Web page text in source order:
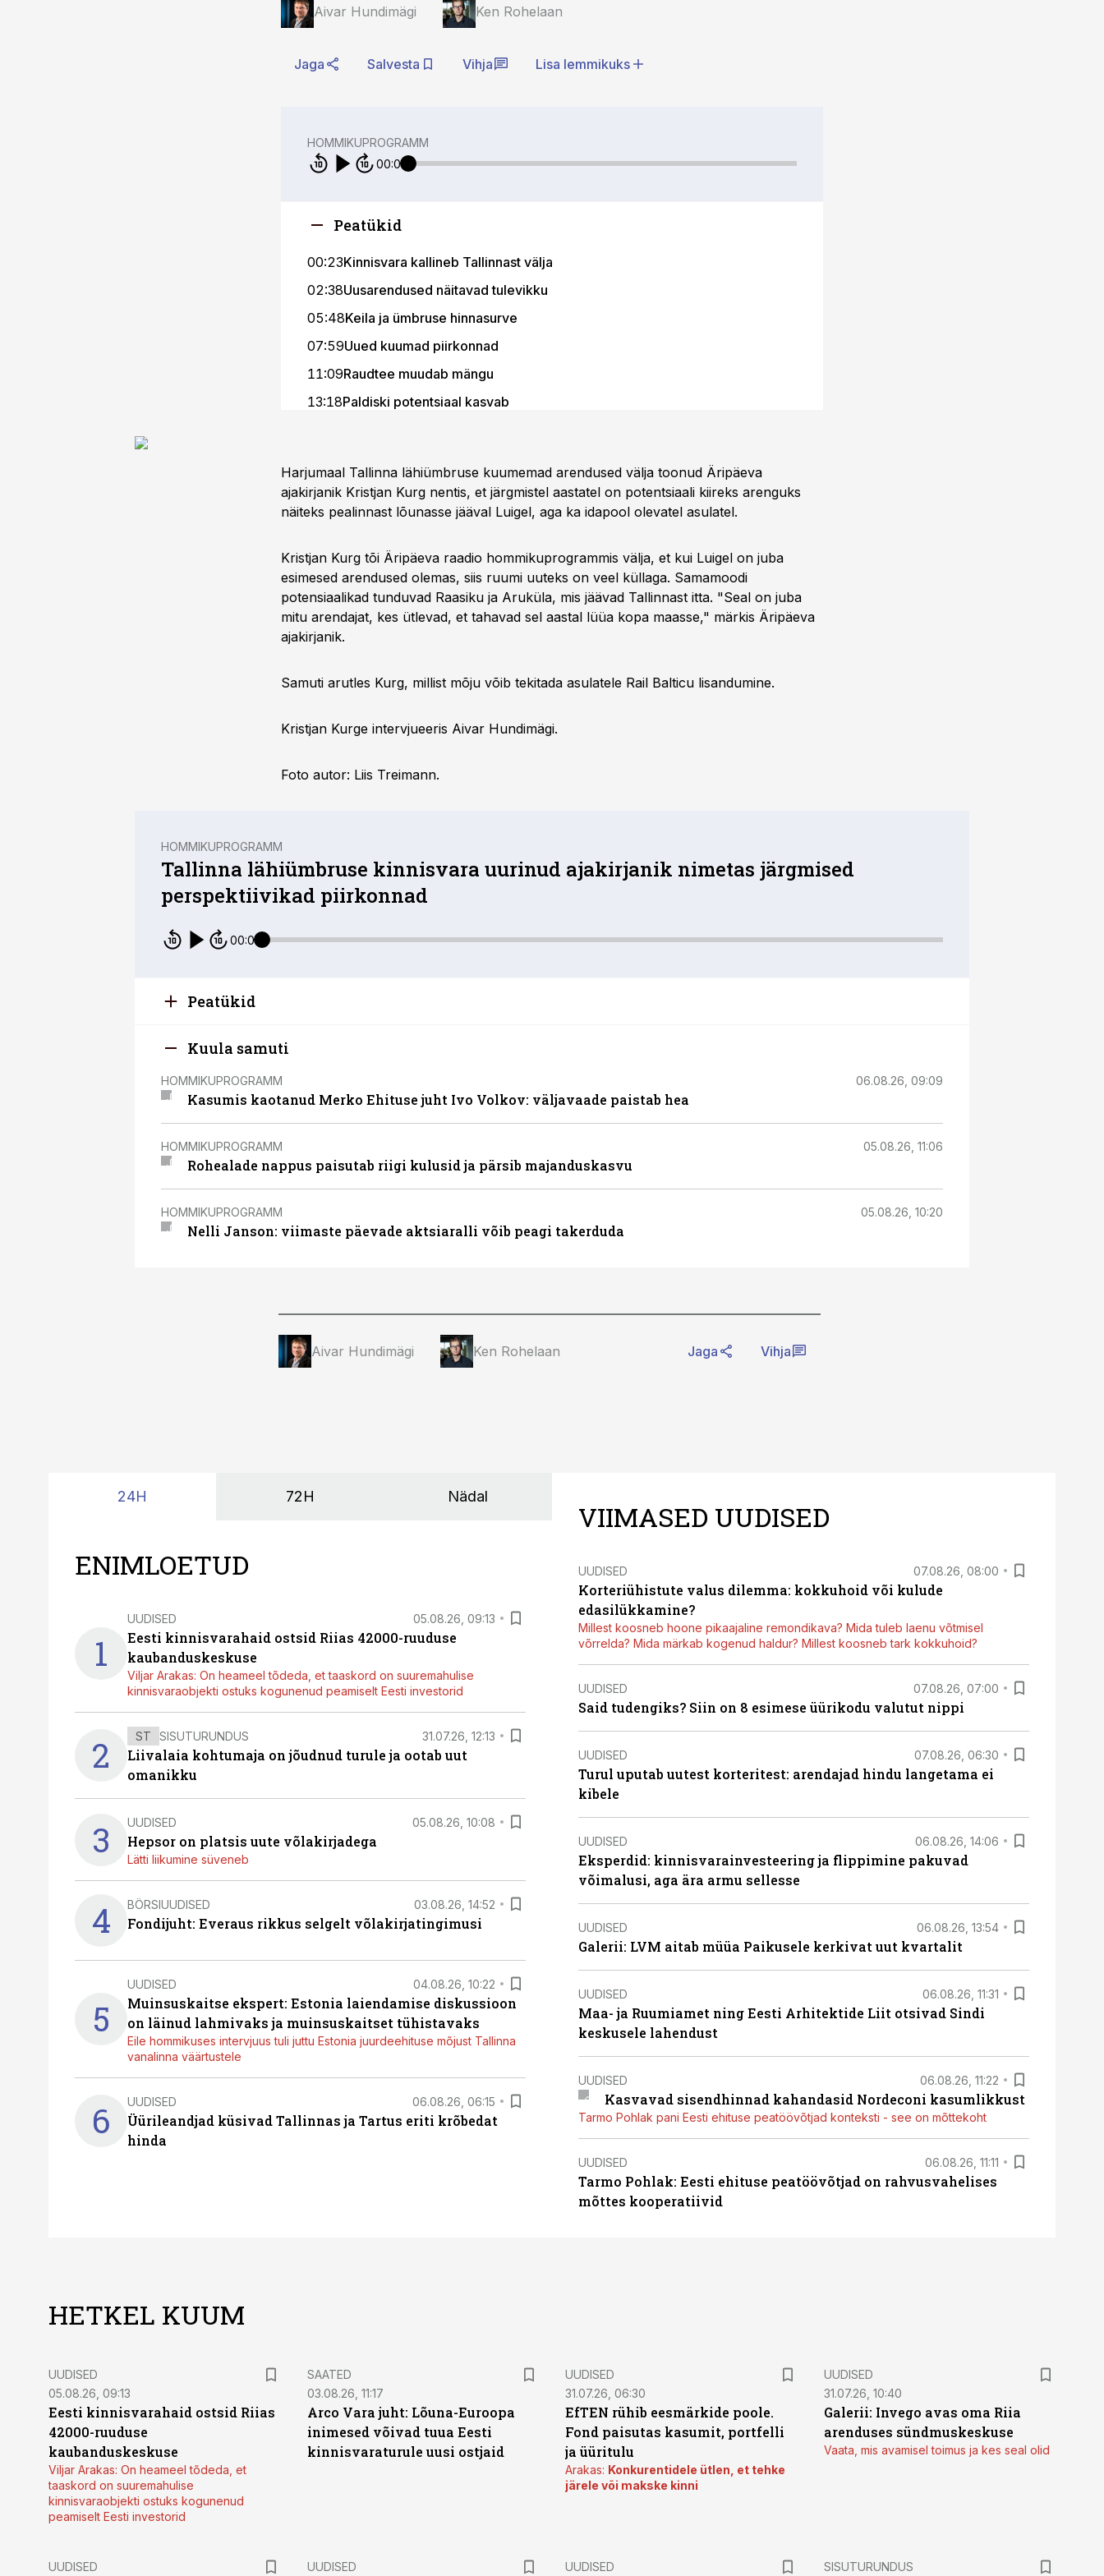
Aivar Hundimägi Ken Rohelaan
Jaga Salvesta Vihja Lisa lemmikuks
HOMMIKUPROGRAMM
00:00
Peatükid
00:23Kinnisvara kallineb Tallinnast välja
02:38Uusarendused näitavad tulevikku
05:48Keila ja ümbruse hinnasurve
07:59Uued kuumad piirkonnad
11:09Raudtee muudab mängu
13:18Paldiski potentsiaal kasvab
Harjumaal Tallinna lähiümbruse kuumemad arendused välja toonud Äripäeva
ajakirjanik Kristjan Kurg nentis, et järgmistel aastatel on potentsiaali kiireks arenguks
näiteks pealinnast lõunasse jääval Luigel, aga ka idapool olevatel asulatel.
Kristjan Kurg tõi Äripäeva raadio hommikuprogrammis välja, et kui Luigel on juba
esimesed arendused olemas, siis ruumi uuteks on veel küllaga. Samamoodi
potensiaalikad tunduvad Raasiku ja Aruküla, mis jäävad Tallinnast itta. "Seal on juba
mitu arendajat, kes ütlevad, et tahavad sel aastal lüüa kopa maasse," märkis Äripäeva
ajakirjanik.
Samuti arutles Kurg, millist mõju võib tekitada asulatele Rail Balticu lisandumine.
Kristjan Kurge intervjueeris Aivar Hundimägi.
Foto autor: Liis Treimann.
HOMMIKUPROGRAMM
Tallinna lähiümbruse kinnisvara uurinud ajakirjanik nimetas järgmised
perspektiivikad piirkonnad
00:00
Peatükid
Kuula samuti
HOMMIKUPROGRAMM 06.08.26, 09:09
Kasumis kaotanud Merko Ehituse juht Ivo Volkov: väljavaade paistab hea
HOMMIKUPROGRAMM 05.08.26, 11:06
Rohealade nappus paisutab riigi kulusid ja pärsib majanduskasvu
HOMMIKUPROGRAMM 05.08.26, 10:20
Nelli Janson: viimaste päevade aktsiaralli võib peagi takerduda
Aivar Hundimägi Ken Rohelaan Jaga Vihja
24H 72H Nädal
ENIMLOETUD
1
UUDISED 05.08.26, 09:13
Eesti kinnisvarahaid ostsid Riias 42000-ruuduse
kaubanduskeskuse
Viljar Arakas: On heameel tõdeda, et taaskord on suuremahulise
kinnisvaraobjekti ostuks kogunenud peamiselt Eesti investorid
2 ST SISUTURUNDUS 31.07.26, 12:13
Liivalaia kohtumaja on jõudnud turule ja ootab uut
omanikku
3 UUDISED 05.08.26, 10:08
Hepsor on platsis uute võlakirjadega
Lätti liikumine süveneb
4 BÖRSIUUDISED 03.08.26, 14:52
Fondijuht: Everaus rikkus selgelt võlakirjatingimusi
5
UUDISED 04.08.26, 10:22
Muinsuskaitse ekspert: Estonia laiendamise diskussioon
on läinud lahmivaks ja muinsuskaitset tühistavaks
Eile hommikuses intervjuus tuli juttu Estonia juurdeehituse mõjust Tallinna
vanalinna väärtustele
6 UUDISED 06.08.26, 06:15
Üürileandjad küsivad Tallinnas ja Tartus eriti krõbedat
hinda
VIIMASED UUDISED
UUDISED 07.08.26, 08:00
Korteriühistute valus dilemma: kokkuhoid või kulude
edasilükkamine?
Millest koosneb hoone pikaajaline remondikava? Mida tuleb laenu võtmisel
võrrelda? Mida märkab kogenud haldur? Millest koosneb tark kokkuhoid?
UUDISED 07.08.26, 07:00
Said tudengiks? Siin on 8 esimese üürikodu valutut nippi
UUDISED 07.08.26, 06:30
Turul uputab uutest korteritest: arendajad hindu langetama ei
kibele
UUDISED 06.08.26, 14:06
Eksperdid: kinnisvarainvesteering ja flippimine pakuvad
võimalusi, aga ära armu sellesse
UUDISED 06.08.26, 13:54
Galerii: LVM aitab müüa Paikusele kerkivat uut kvartalit
UUDISED 06.08.26, 11:31
Maa- ja Ruumiamet ning Eesti Arhitektide Liit otsivad Sindi
keskusele lahendust
UUDISED 06.08.26, 11:22
Kasvavad sisendhinnad kahandasid Nordeconi kasumlikkust
Tarmo Pohlak pani Eesti ehituse peatöövõtjad konteksti - see on mõttekoht
UUDISED 06.08.26, 11:11
Tarmo Pohlak: Eesti ehituse peatöövõtjad on rahvusvahelises
mõttes kooperatiivid
HETKEL KUUM
UUDISED
05.08.26, 09:13
Eesti kinnisvarahaid ostsid Riias
42000-ruuduse
kaubanduskeskuse
Viljar Arakas: On heameel tõdeda, et
taaskord on suuremahulise
kinnisvaraobjekti ostuks kogunenud
peamiselt Eesti investorid
SAATED
03.08.26, 11:17
Arco Vara juht: Lõuna-Euroopa
inimesed võivad tuua Eesti
kinnisvaraturule uusi ostjaid
UUDISED
31.07.26, 06:30
EfTEN rühib eesmärkide poole.
Fond paisutas kasumit, portfelli
ja üüritulu
Arakas: Konkurentidele ütlen, et tehke
järele või makske kinni
UUDISED
31.07.26, 10:40
Galerii: Invego avas oma Riia
arenduses sündmuskeskuse
Vaata, mis avamisel toimus ja kes seal olid
UUDISED UUDISED UUDISED ST
SISUTURUNDUS